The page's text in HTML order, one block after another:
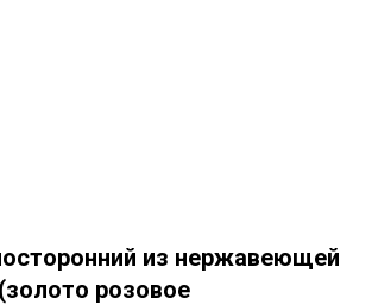
из нержавеющей
розовое